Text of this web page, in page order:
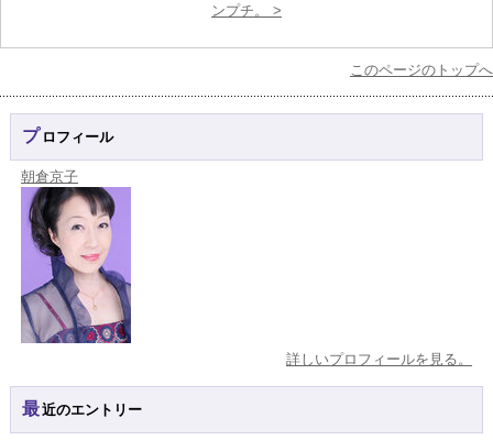
ンプチ。 >
このページのトップへ
プロフィール
朝倉京子
詳しいプロフィールを見る。
最近のエントリー